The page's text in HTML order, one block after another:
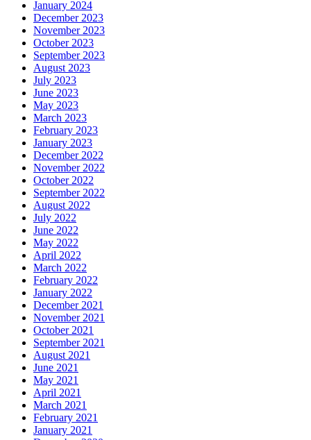
January 2024
December 2023
November 2023
October 2023
September 2023
August 2023
July 2023
June 2023
May 2023
March 2023
February 2023
January 2023
December 2022
November 2022
October 2022
September 2022
August 2022
July 2022
June 2022
May 2022
April 2022
March 2022
February 2022
January 2022
December 2021
November 2021
October 2021
September 2021
August 2021
June 2021
May 2021
April 2021
March 2021
February 2021
January 2021